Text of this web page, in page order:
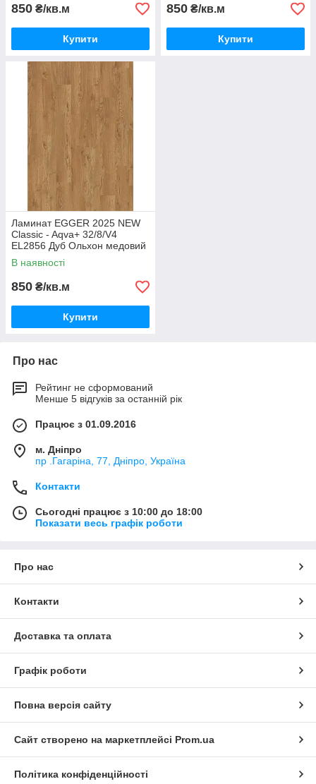
850 ₴/кв.м
Купити
850 ₴/кв.м
Купити
Ламинат EGGER 2025 NEW
Classic - Aqva+ 32/8/V4
EL2856 Дуб Ольхон медовий
В наявності
850 ₴/кв.м
Купити
Про нас
Рейтинг не сформований
Менше 5 відгуків за останній рік
Працює з 01.09.2016
м. Дніпро
пр .Гагаріна, 77, Дніпро, Україна
Контакти
Сьогодні працює з 10:00 до 18:00
Показати весь графік роботи
Про нас
Контакти
Доставка та оплата
Графік роботи
Повна версія сайту
Сайт створено на маркетплейсі Prom.ua
Політика конфіденційності